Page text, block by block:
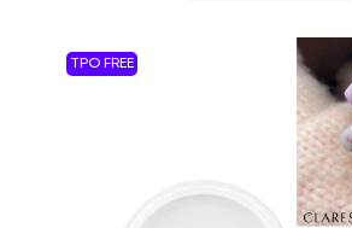
TPO FREE